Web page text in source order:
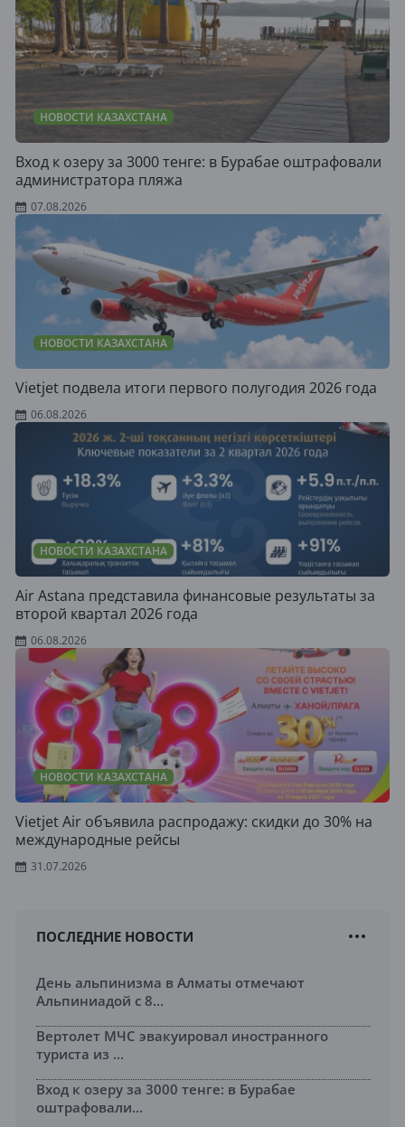
НОВОСТИ КАЗАХСТАНА
Вход к озеру за 3000 тенге: в Бурабае оштрафовали
администратора пляжа
07.08.2026
НОВОСТИ КАЗАХСТАНА
Vietjet подвела итоги первого полугодия 2026 года
06.08.2026
НОВОСТИ КАЗАХСТАНА
Air Astana представила финансовые результаты за
второй квартал 2026 года
06.08.2026
НОВОСТИ КАЗАХСТАНА
Vietjet Air объявила распродажу: скидки до 30% на
международные рейсы
31.07.2026
ПОСЛЕДНИЕ НОВОСТИ
День альпинизма в Алматы отмечают
Альпиниадой с 8...
Вертолет МЧС эвакуировал иностранного
туриста из ...
Вход к озеру за 3000 тенге: в Бурабае
оштрафовали...